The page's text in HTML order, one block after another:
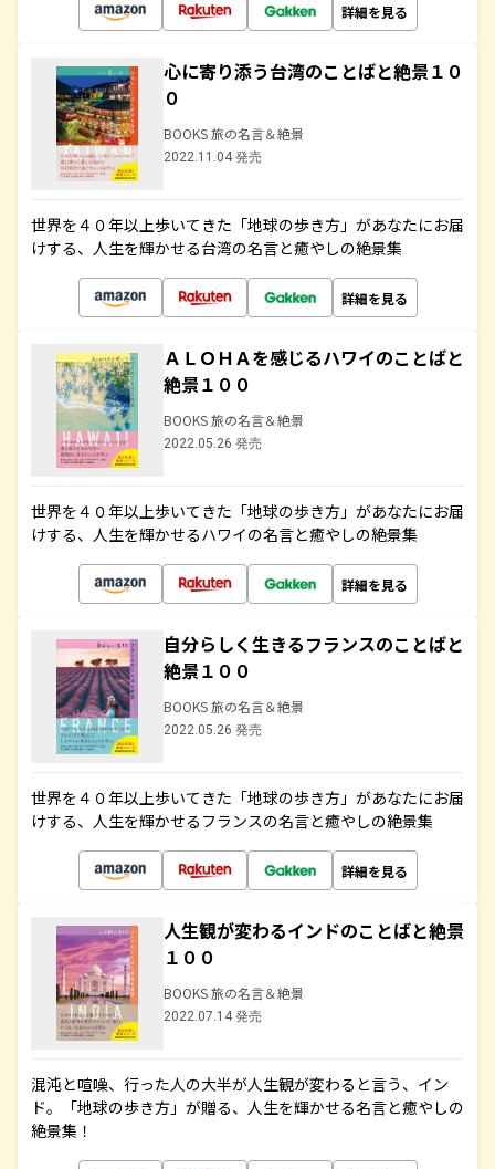
詳細を見る
心に寄り添う台湾のことばと絶景１０
０
BOOKS 旅の名言＆絶景
2022.11.04 発売
世界を４０年以上歩いてきた「地球の歩き方」があなたにお届
けする、人生を輝かせる台湾の名言と癒やしの絶景集
詳細を見る
ＡＬＯＨＡを感じるハワイのことばと
絶景１００
BOOKS 旅の名言＆絶景
2022.05.26 発売
世界を４０年以上歩いてきた「地球の歩き方」があなたにお届
けする、人生を輝かせるハワイの名言と癒やしの絶景集
詳細を見る
自分らしく生きるフランスのことばと
絶景１００
BOOKS 旅の名言＆絶景
2022.05.26 発売
世界を４０年以上歩いてきた「地球の歩き方」があなたにお届
けする、人生を輝かせるフランスの名言と癒やしの絶景集
詳細を見る
人生観が変わるインドのことばと絶景
１００
BOOKS 旅の名言＆絶景
2022.07.14 発売
混沌と喧噪、行った人の大半が人生観が変わると言う、イン
ド。「地球の歩き方」が贈る、人生を輝かせる名言と癒やしの
絶景集！